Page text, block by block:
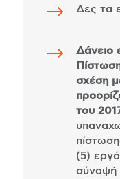
$ Δες τα
$
Δάνειο
σχέση
του
(5)
σύναψή